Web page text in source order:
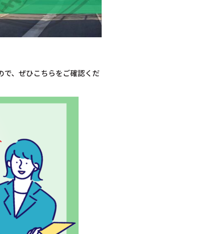
で、ぜひこちらをご確認くだ